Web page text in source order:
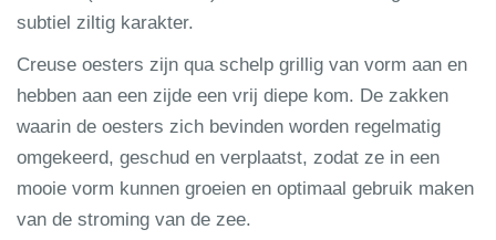
subtiel ziltig karakter.
Creuse oesters zijn qua schelp grillig van vorm aan en
hebben aan een zijde een vrij diepe kom. De zakken
waarin de oesters zich bevinden worden regelmatig
omgekeerd, geschud en verplaatst, zodat ze in een
mooie vorm kunnen groeien en optimaal gebruik maken
van de stroming van de zee.